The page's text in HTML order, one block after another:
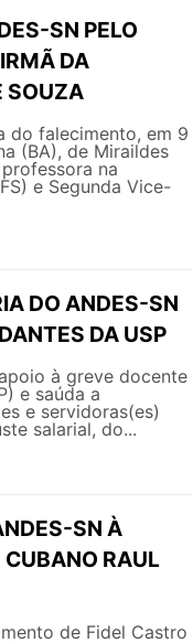
SN PELO
DA
SOUZA
do falecimento, em 9
(BA), de Miraildes
na
e Segunda Vice-
DO ANDES-SN
DA USP
à greve docente
e saúda a
e servidoras(es)
salarial, do...
SN À
RAUL
de Fidel Castro